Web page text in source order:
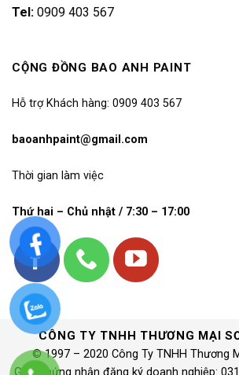
Tel: 0909 403 567
CỘNG ĐỒNG BAO ANH PAINT
Hỗ trợ Khách hàng: 0909 403 567
baoanhpaint@gmail.com
Thời gian làm việc
Thứ hai – Chủ nhật / 7:30 – 17:00
CÔNG TY TNHH THƯƠNG MẠI
© 1997 – 2020 Công Ty TNHH Thương